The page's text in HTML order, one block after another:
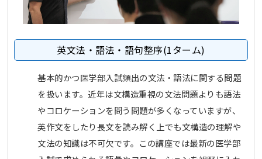
英文法・語法・語句整序(1ターム)
基本的かつ医学部入試頻出の文法・語法に関する問題
を扱います。近年は文構造重視の文法問題よりも語法
やコロケーションを問う問題が多くなっていますが、
英作文をしたり長文を読み解く上でも文構造の理解や
文法の知識は不可欠です。この講座では最新の医学部